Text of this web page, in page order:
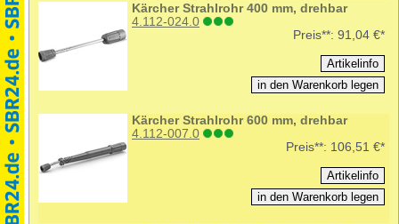
Kärcher Strahlrohr 400 mm, drehbar
4.112-024.0
Preis**: 91,04 €*
Kärcher Strahlrohr 600 mm, drehbar
4.112-007.0
Preis**: 106,51 €*